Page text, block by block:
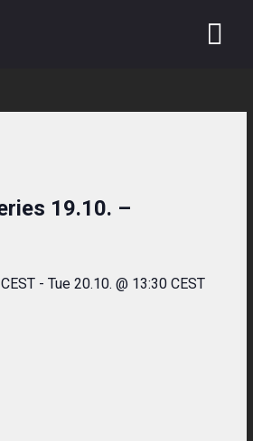
19.10. –
- Tue 20.10. @ 13:30 CEST